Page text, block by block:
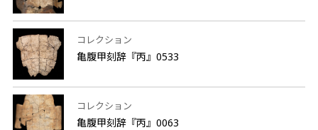
コレクション
亀腹甲刻辞『丙』0533
コレクション
亀腹甲刻辞『丙』0063